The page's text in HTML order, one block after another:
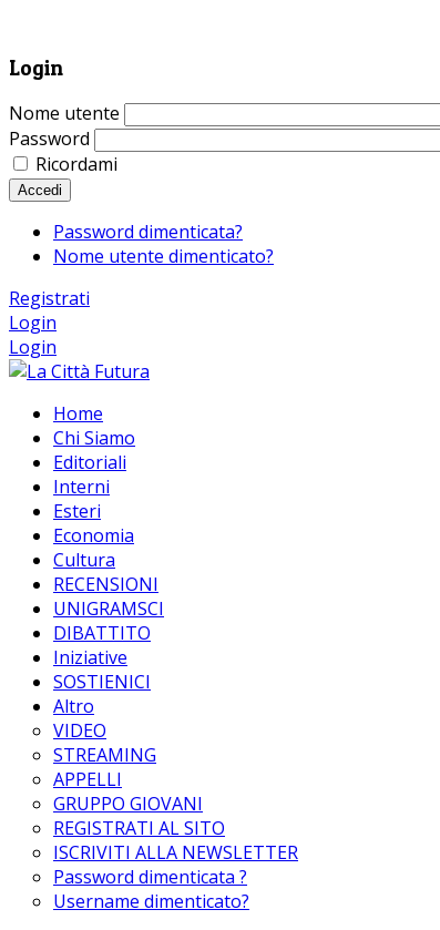
Login
Nome utente
Password
Ricordami
Accedi
Password dimenticata?
Nome utente dimenticato?
Registrati
Login
Login
Home
Chi Siamo
Editoriali
Interni
Esteri
Economia
Cultura
RECENSIONI
UNIGRAMSCI
DIBATTITO
Iniziative
SOSTIENICI
Altro
VIDEO
STREAMING
APPELLI
GRUPPO GIOVANI
REGISTRATI AL SITO
ISCRIVITI ALLA NEWSLETTER
Password dimenticata ?
Username dimenticato?